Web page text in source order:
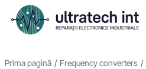
Prima pagină / Frequency converters /